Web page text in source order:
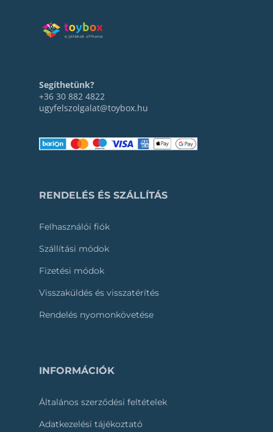
Segíthetünk?
+36 30 882 4822
ugyfelszolgalat@toybox.hu
RENDELÉS ÉS SZÁLLÍTÁS
Felhasználói fiók
Szállítási módok
Fizetési módok
Visszaküldés és visszatérítés
Rendelés nyomonkövetése
INFORMÁCIÓK
Általános szerződési feltételek
Adatkezelési tájékoztató